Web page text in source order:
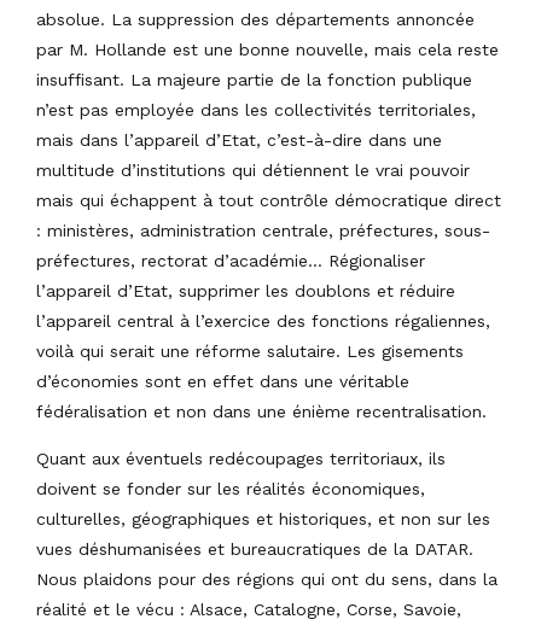
absolue. La suppression des départements annoncée
par M. Hollande est une bonne nouvelle, mais cela reste
insuffisant. La majeure partie de la fonction publique
n’est pas employée dans les collectivités territoriales,
mais dans l’appareil d’Etat, c’est-à-dire dans une
multitude d’institutions qui détiennent le vrai pouvoir
mais qui échappent à tout contrôle démocratique direct
: ministères, administration centrale, préfectures, sous-
préfectures, rectorat d’académie… Régionaliser
l’appareil d’Etat, supprimer les doublons et réduire
l’appareil central à l’exercice des fonctions régaliennes,
voilà qui serait une réforme salutaire. Les gisements
d’économies sont en effet dans une véritable
fédéralisation et non dans une énième recentralisation.
Quant aux éventuels redécoupages territoriaux, ils
doivent se fonder sur les réalités économiques,
culturelles, géographiques et historiques, et non sur les
vues déshumanisées et bureaucratiques de la DATAR.
Nous plaidons pour des régions qui ont du sens, dans la
réalité et le vécu : Alsace, Catalogne, Corse, Savoie,